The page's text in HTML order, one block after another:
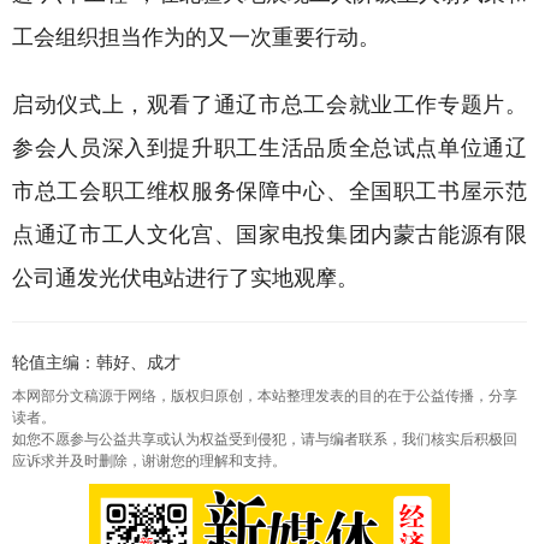
工会组织担当作为的又一次重要行动。
启动仪式上，观看了通辽市总工会就业工作专题片。
参会人员深入到提升职工生活品质全总试点单位通辽
市总工会职工维权服务保障中心、全国职工书屋示范
点通辽市工人文化宫、国家电投集团内蒙古能源有限
公司通发光伏电站进行了实地观摩。
轮值主编：韩好、成才
本网部分文稿源于网络，版权归原创，本站整理发表的目的在于公益传播，分享
读者。
如您不愿参与公益共享或认为权益受到侵犯，请与编者联系，我们核实后积极回
应诉求并及时删除，谢谢您的理解和支持。